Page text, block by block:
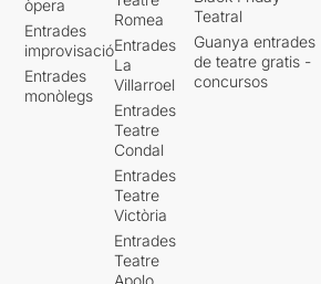
òpera
Entrades
improvisació
Entrades
monòlegs
Romea
Entrades
La
Villarroel
Entrades
Teatre
Condal
Entrades
Teatre
Victòria
Entrades
Teatre
Teatral
Guanya entrades
de teatre gratis -
concursos